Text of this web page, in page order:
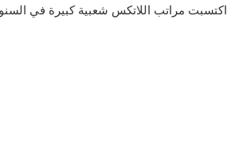
اكتسبت مراتب اللاتكس شعبية كبيرة في